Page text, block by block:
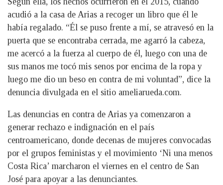
acudió a la casa de Arias a recoger un libro que él le
había regalado. “Él se puso frente a mí, se atravesó en la
puerta que se encontraba cerrada, me agarró la cabeza,
me acercó a la fuerza al cuerpo de él, luego con una de
sus manos me tocó mis senos por encima de la ropa y
luego me dio un beso en contra de mi voluntad”, dice la
denuncia divulgada en el sitio ameliarueda.com.
Las denuncias en contra de Arias ya comenzaron a
generar rechazo e indignación en el país
centroamericano, donde decenas de mujeres convocadas
por el grupos feministas y el movimiento ‘Ni una menos
Costa Rica’ marcharon el viernes en el centro de San
José para apoyar a las denunciantes.